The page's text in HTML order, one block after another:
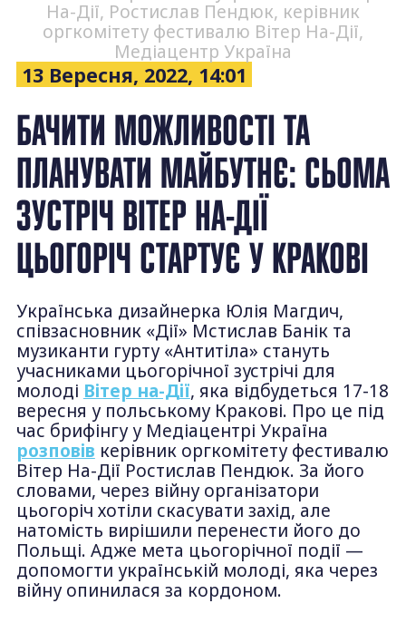
На-Дії, Ростислав Пендюк, керівник
оргкомітету фестивалю Вітер На-Дії,
Медіацентр Україна
13 Вересня, 2022, 14:01
БАЧИТИ МОЖЛИВОСТІ ТА
ПЛАНУВАТИ МАЙБУТНЄ: СЬОМА
ЗУСТРІЧ ВІТЕР НА-ДІЇ
ЦЬОГОРІЧ СТАРТУЄ У КРАКОВІ
Українська дизайнерка Юлія Магдич,
співзасновник «Дії» Мстислав Банік та
музиканти гурту «Антитіла» стануть
учасниками цьогорічної зустрічі для
молоді Вітер на-Дії, яка відбудеться 17-18
вересня у польському Кракові. Про це під
час брифінгу у Медіацентрі Україна
розповів керівник оргкомітету фестивалю
Вітер На-Дії Ростислав Пендюк. За його
словами, через війну організатори
цьогоріч хотіли скасувати захід, але
натомість вирішили перенести його до
Польщі. Адже мета цьогорічної події —
допомогти українській молоді, яка через
війну опинилася за кордоном.